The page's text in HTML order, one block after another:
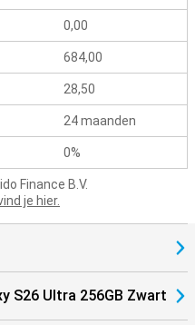
de Samsung Galaxy S26-
S26 Samsung Galaxy S26+
0,00
684,00
28,50
24 maanden
0%
Finance B.V.
je hier.
S26 Ultra 256GB Zwart